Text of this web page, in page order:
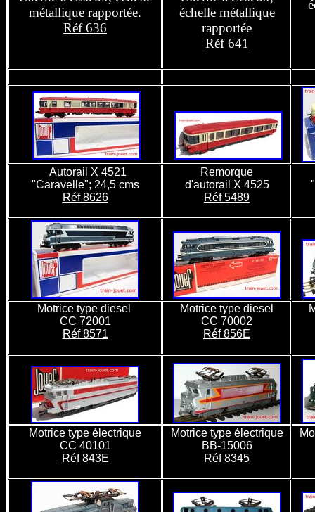
métallique rapportée.
Réf 636
échelle métallique
rapportée
Réf 641
Autorail X 4521
"Caravelle"; 24,5 cms
Réf 8626
Remorque
d'autorail X 4525
Réf 5489
Motrice type diesel
CC 72001
Réf 8571
Motrice type diesel
CC 70002
Réf 856E
Motrice type électrique
CC 40101
Réf 843E
Motrice type électrique
BB-15006
Réf 8345